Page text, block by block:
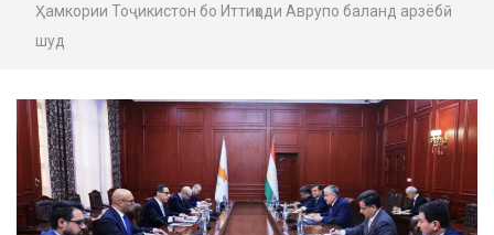
Ҳамкории Тоҷикистон бо Иттиҳоди Аврупо баланд арзёбӣ
шуд